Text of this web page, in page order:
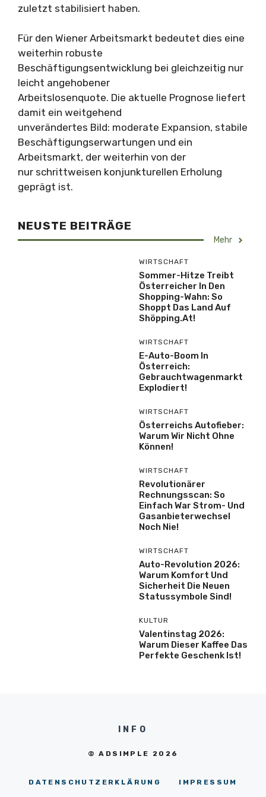
zuletzt stabilisiert haben.
Für den Wiener Arbeitsmarkt bedeutet dies eine
weiterhin robuste
Beschäftigungsentwicklung bei gleichzeitig nur
leicht angehobener
Arbeitslosenquote. Die aktuelle Prognose liefert
damit ein weitgehend
unverändertes Bild: moderate Expansion, stabile
Beschäftigungserwartungen und ein
Arbeitsmarkt, der weiterhin von der
nur schrittweisen konjunkturellen Erholung
geprägt ist.
NEUSTE BEITRÄGE
Mehr
WIRTSCHAFT
Sommer-Hitze Treibt
Österreicher In Den
Shopping-Wahn: So
Shoppt Das Land Auf
Shöpping.at!
WIRTSCHAFT
E-Auto-Boom In
Österreich:
Gebrauchtwagenmarkt
Explodiert!
WIRTSCHAFT
Österreichs Autofieber:
Warum Wir Nicht Ohne
Können!
WIRTSCHAFT
Revolutionärer
Rechnungsscan: So
Einfach War Strom- Und
Gasanbieterwechsel
Noch Nie!
WIRTSCHAFT
Auto-Revolution 2026:
Warum Komfort Und
Sicherheit Die Neuen
Statussymbole Sind!
KULTUR
Valentinstag 2026:
Warum Dieser Kaffee Das
Perfekte Geschenk Ist!
INFO
© ADSIMPLE 2026
DATENSCHUTZERKLÄRUNG IMPRESSUM